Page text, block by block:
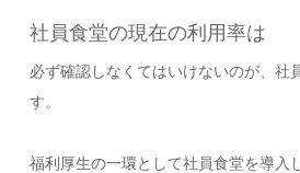
社員食堂の現在の利用率は
必ず確認しなくてはいけないのが、社
す。
福利厚生の一環として社員食堂を導入